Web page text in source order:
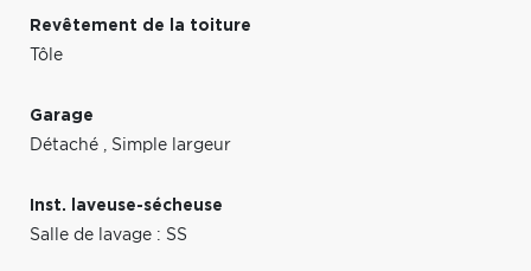
Revêtement de la toiture
Tôle
Garage
Détaché , Simple largeur
Inst. laveuse-sécheuse
Salle de lavage : SS